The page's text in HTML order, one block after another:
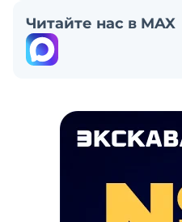
Читайте нас в MAX